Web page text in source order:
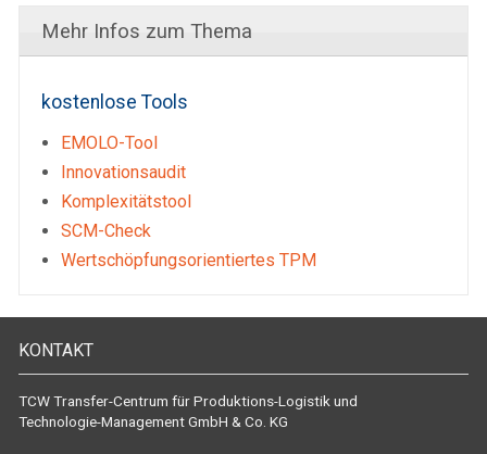
Mehr Infos zum Thema
kostenlose Tools
EMOLO-Tool
Innovationsaudit
Komplexitätstool
SCM-Check
Wertschöpfungsorientiertes TPM
KONTAKT
TCW Transfer-Centrum für Produktions-Logistik und
Technologie-Management GmbH & Co. KG